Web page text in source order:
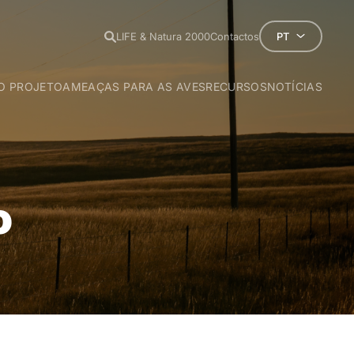
LIFE & Natura 2000Contactos PT
LPN
QUERCUS
SPEA
SEO/BIRDLIFE
E-REDES
PROJETO
-Aegypius monachus
Egipto - Neophron percnopterus
ibérica -
Aquila adalberti
-Otis tarda
tetrax
caçador -Circus pygargus
-Coracias garrulus
AMEAÇAS PARA AS AVES
Aves e as Linhas Elétricas
Eletrocussão
Colisão
RECURSOSNOTÍCIAS